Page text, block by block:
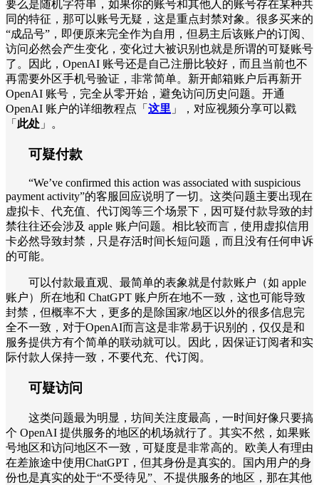
要么是随机字符串，如果你的账号和其他人的账号存在某种共
同的特征，那可以账号无疑，这是重点封禁对象。很多买来的
“成品号”，即便原来完全作为自用，但易主后该账户的订阅、
访问必然会产生变化，变化过大被识别也就是所谓的可疑账号
了。因此，OpenAI 账号还是自己注册比较好，而且当前也不
再需要外区手机号验证，非常简单。新开邮箱账户后再新开
OpenAI 账号，完全从零开始，避免访问历史问题。开通
OpenAI 账户的详细教程点「 这里 」，对应视频分享可以戳
「 此处 」。
可疑付款
“We’ve confirmed this action was associated with suspicious
payment activity”的客服回应说明了一切。这类问题主要出现在
虚拟卡、代充值、代订阅等三个场景下，因可疑付款导致的封
禁往往还会涉及 apple 账户问题。相比较而言，使用虚拟信用
卡必然导致封禁，只是存活时间长短问题，而且没有任何申诉
的可能。
可以付款最直观、最简单的表象就是付款账户（如 apple
账户）所在地和 ChatGPT 账户所在地不一致，这也可能导致
封禁，但概率不大，更多的是除国家/地区以外的很多信息完
全不一致，对于OpenAI而言这是非常易于识别的，仅仅是和
服务提供方有个简单的联动就可以。因此，因保证订阅者和实
际付款人保持一致，不要代充、代订阅。
可疑访问
这类问题最为明显，坊间关注度最高，一时间好像只要搞
个 OpenAI 提供服务的地区的机场就行了。其实不然，如果账
号地区和访问地区不一致，可疑度是非常高的。欧美人有理由
在差旅途中使用ChatGPT，但其身份是真实的。国内用户的身
份也是真实的处于“不受待见”、不提供服务的地区，那在其他